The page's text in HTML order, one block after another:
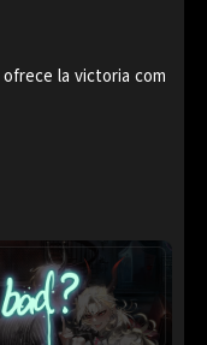
la victoria com